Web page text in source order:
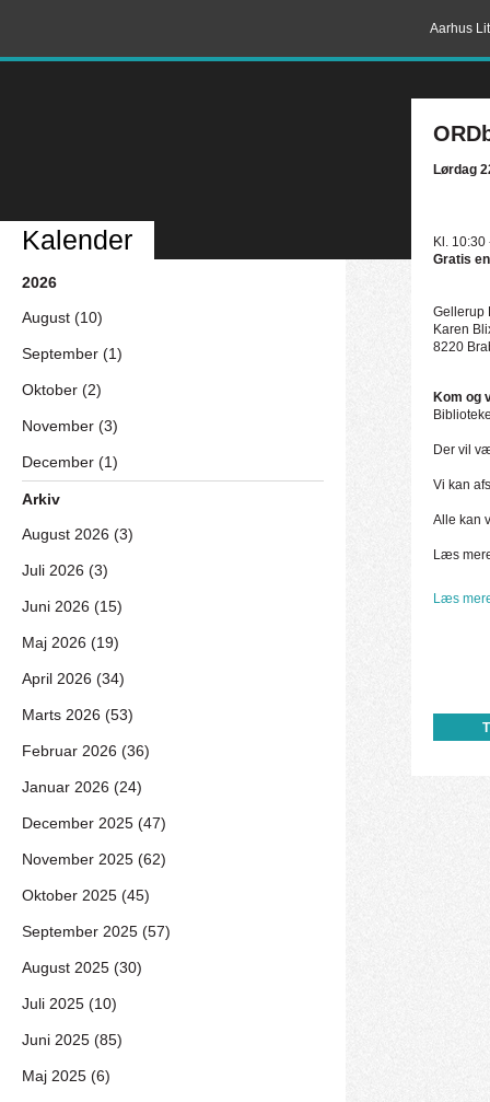
Aarhus
Lørdag
Kl. 10:30
Gratis
Gellerup
Karen
8220
Kom og
Der vil
Vi kan
Alle kan
Læs
Læs
Kalender
2026
August (10)
September (1)
Oktober (2)
November (3)
December (1)
Arkiv
August 2026 (3)
Juli 2026 (3)
Juni 2026 (15)
Maj 2026 (19)
April 2026 (34)
Marts 2026 (53)
Februar 2026 (36)
Januar 2026 (24)
December 2025 (47)
November 2025 (62)
Oktober 2025 (45)
September 2025 (57)
August 2025 (30)
Juli 2025 (10)
Juni 2025 (85)
Maj 2025 (6)